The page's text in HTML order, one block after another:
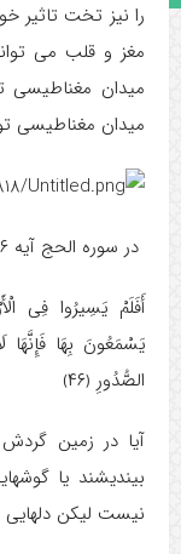
را نیز تخت تاثیر
مغز و قلب می
میدان مغناطیسی
در سوره الحج آیه ۴۶نوشته شده است:
أَفَلَمْ یَسِیرُوا فِی
یَسْمَعُونَ بِهَا فَإِنَّهَا
الصُّدُورِ ﴿۴۶﴾
آیا در زمین گردش
بیندیشند یا
نیست لیکن